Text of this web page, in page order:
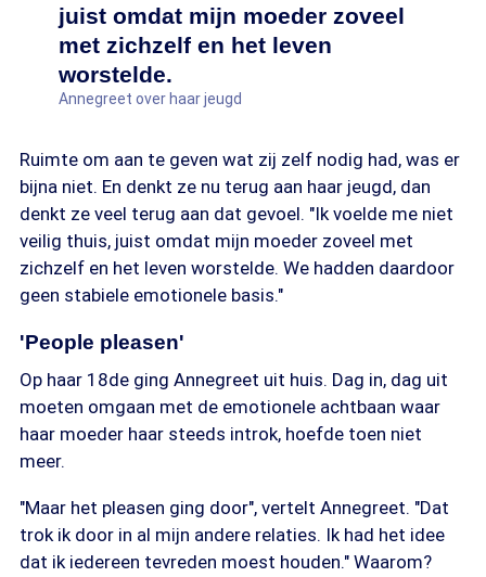
juist omdat mijn moeder zoveel
met zichzelf en het leven
worstelde.
Annegreet over haar jeugd
Ruimte om aan te geven wat zij zelf nodig had, was er
bijna niet. En denkt ze nu terug aan haar jeugd, dan
denkt ze veel terug aan dat gevoel. "Ik voelde me niet
veilig thuis, juist omdat mijn moeder zoveel met
zichzelf en het leven worstelde. We hadden daardoor
geen stabiele emotionele basis."
'People pleasen'
Op haar 18de ging Annegreet uit huis. Dag in, dag uit
moeten omgaan met de emotionele achtbaan waar
haar moeder haar steeds introk, hoefde toen niet
meer.
"Maar het pleasen ging door", vertelt Annegreet. "Dat
trok ik door in al mijn andere relaties. Ik had het idee
dat ik iedereen tevreden moest houden." Waarom?